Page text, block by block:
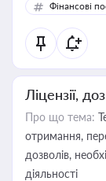
Фінансові
Ліцензії,
Про що тема:
отримання,
дозволів,
діяльності